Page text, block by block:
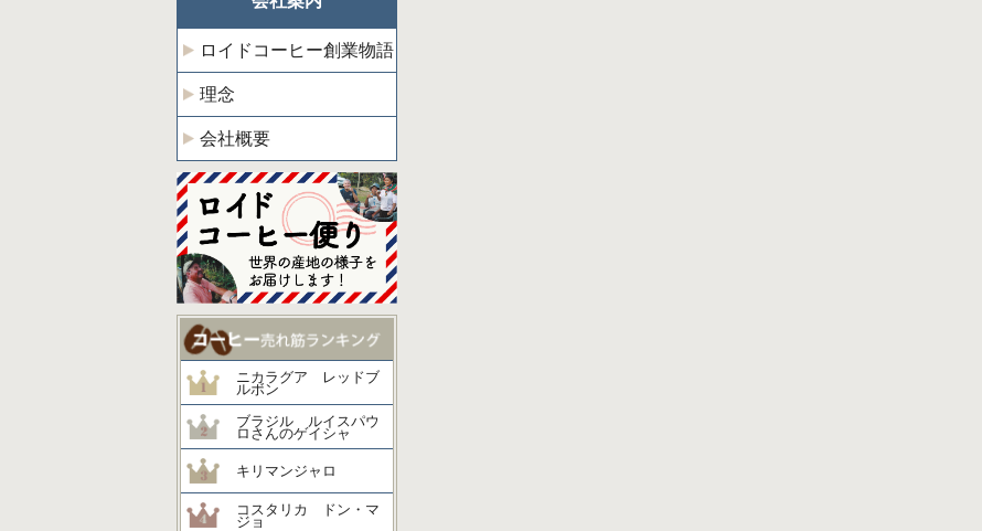
ロイドコーヒー創業物語
理念
会社概要
ニカラグア レッドブ
ルボン
ブラジル ルイスパウ
ロさんのゲイシャ
キリマンジャロ
コスタリカ ドン・マ
ジョ